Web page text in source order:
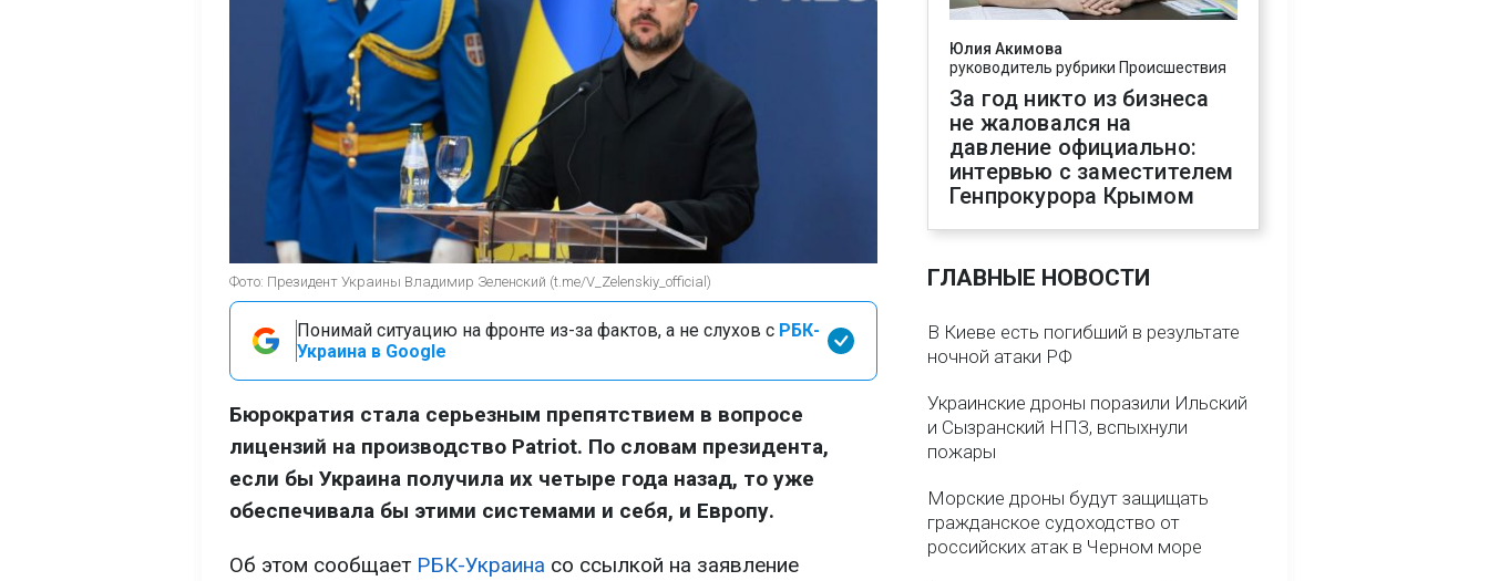
Фото: Президент Украины Владимир Зеленский (t.me/V_Zelenskiy_official)
Понимай ситуацию на фронте из-за фактов, а не слухов с РБК-
Украина в Google
Бюрократия стала серьезным препятствием в вопросе
лицензий на производство Patriot. По словам президента,
если бы Украина получила их четыре года назад, то уже
обеспечивала бы этими системами и себя, и Европу.
Об этом сообщает РБК-Украина со ссылкой на заявление
Юлия Акимова
руководитель рубрики Происшествия
За год никто из бизнеса
не жаловался на
давление официально:
интервью с заместителем
Генпрокурора Крымом
ГЛАВНЫЕ НОВОСТИ
В Киеве есть погибший в результате
ночной атаки РФ
Украинские дроны поразили Ильский
и Сызранский НПЗ, вспыхнули
пожары
Морские дроны будут защищать
гражданское судоходство от
российских атак в Черном море